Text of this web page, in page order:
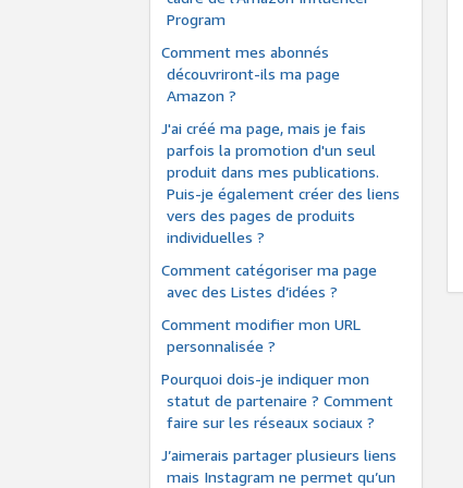
Program
Comment mes abonnés
découvriront-ils ma page
Amazon ?
J'ai créé ma page, mais je fais
parfois la promotion d'un seul
produit dans mes publications.
Puis-je également créer des liens
vers des pages de produits
individuelles ?
Comment catégoriser ma page
avec des Listes d’idées ?
Comment modifier mon URL
personnalisée ?
Pourquoi dois-je indiquer mon
statut de partenaire ? Comment
faire sur les réseaux sociaux ?
J’aimerais partager plusieurs liens
mais Instagram ne permet qu’un